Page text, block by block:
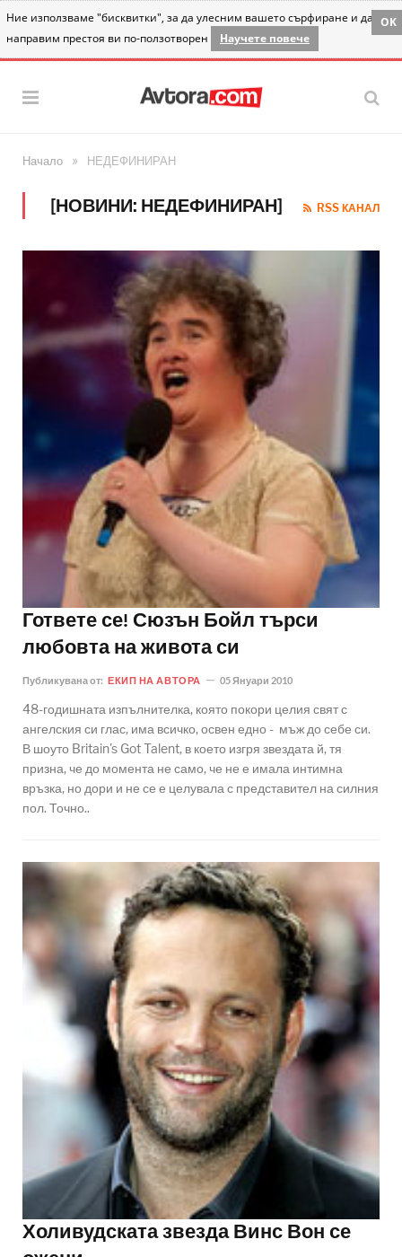
Ние използваме "бисквитки", за да улесним вашето сърфиране и да
направим престоя ви по-ползотворен
Научете повече
OK
Начало » НЕДЕФИНИРАН
[НОВИНИ: НЕДЕФИНИРАН] RSS КАНАЛ
Гответе се! Сюзън Бойл търси
любовта на живота си
Публикувана от: ЕКИП НА АВТОРА 05 Януари 2010
48-годишната изпълнителка, която покори целия свят с
ангелския си глас, има всичко, освен едно - мъж до себе си.
В шоуто Britain's Got Talent, в което изгря звездата й, тя
призна, че до момента не само, че не е имала интимна
връзка, но дори и не се е целувала с представител на силния
пол. Точно..
Холивудската звезда Винс Вон се